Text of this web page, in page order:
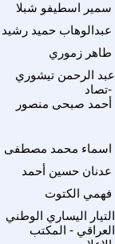
سمير اسطيفو شبلا
عبدالوهاب حميد رشيد
طاهر زموري
عبد الرحمن تيشوري
-تصاد
أحمد صبحى منصور
اسماء محمد مصطفى
عدنان حسين أحمد
فهمي الكتوت
التيار اليساري الوطني
العراقي - المكتب